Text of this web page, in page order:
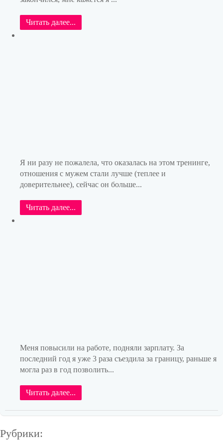
Читать далее...
Я ни разу не пожалела, что оказалась на этом тренинге,
отношения с мужем стали лучше (теплее и
доверительнее), сейчас он больше...
Читать далее...
Меня повысили на работе, подняли зарплату. За
последний год я уже 3 раза съездила за границу, раньше я
могла раз в год позволить...
Читать далее...
Рубрики: